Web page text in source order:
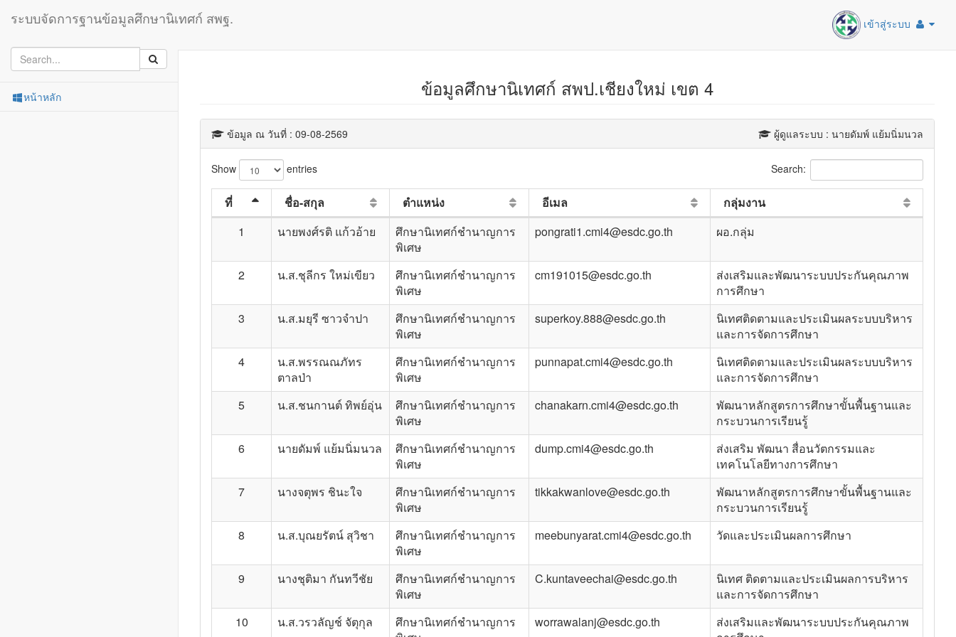
ระบบจัดการฐานข้อมูลศึกษานิเทศก์ สพฐ. เข้าสู่ระบบ
หน้าหลัก ข้อมูลศึกษานิเทศก์ สพป.เชียงใหม่ เขต 4
ผู้ดูแลระบบ : นายดัมพ์ แย้มนิ่มนวล
ข้อมูล ณ วันที่ : 09-08-2569
Show entries Search:
ที่ ชื่อ-สกุล ตำแหน่ง อีเมล
กลุ่มงาน
1
นายพงศ์รติ แก้วอ้าย
ศึกษานิเทศก์ชำนาญการ
พิเศษ
pongrati1.cmi4@esdc.go.th ผอ.กลุ่ม
2 น.ส.ชุลีกร ใหม่เขียว
ศึกษานิเทศก์ชำนาญการ
พิเศษ
cm191015@esdc.go.th
ส่งเสริมและพัฒนาระบบประกันคุณภาพ
การศึกษา
3
น.ส.มยุรี ซาวจำปา
ศึกษานิเทศก์ชำนาญการ
พิเศษ
superkoy.888@esdc.go.th
นิเทศติดตามและประเมินผลระบบบริหาร
และการจัดการศึกษา
4
น.ส.พรรณณภัทร
ตาลป่า
ศึกษานิเทศก์ชำนาญการ
พิเศษ
punnapat.cmi4@esdc.go.th
นิเทศติดตามและประเมินผลระบบบริหาร
และการจัดการศึกษา
5
น.ส.ชนกานต์ ทิพย์อุ่น
ศึกษานิเทศก์ชำนาญการ
พิเศษ
chanakarn.cmi4@esdc.go.th
พัฒนาหลักสูตรการศึกษาขั้นพื้นฐานและ
กระบวนการเรียนรู้
6
นายดัมพ์ แย้มนิ่มนวล
ศึกษานิเทศก์ชำนาญการ
พิเศษ
dump.cmi4@esdc.go.th
ส่งเสริม พัฒนา สื่อนวัตกรรมและ
เทคโนโลยีทางการศึกษา
7
นางจตุพร ชินะใจ
ศึกษานิเทศก์ชำนาญการ
พิเศษ
tikkakwanlove@esdc.go.th
พัฒนาหลักสูตรการศึกษาขั้นพื้นฐานและ
กระบวนการเรียนรู้
8
น.ส.บุณยรัตน์ สุวิชา
ศึกษานิเทศก์ชำนาญการ
พิเศษ
meebunyarat.cmi4@esdc.go.th วัดและประเมินผลการศึกษา
9 นางชุติมา กันทวีชัย
ศึกษานิเทศก์ชำนาญการ
พิเศษ
C.kuntaveechai@esdc.go.th
นิเทศ ติดตามและประเมินผลการบริหาร
และการจัดการศึกษา
10
น.ส.วรวลัญช์ จัตุกุล
ศึกษานิเทศก์ชำนาญการ
worrawalanj@esdc.go.th
ส่งเสริมและพัฒนาระบบประกันคุณภาพ